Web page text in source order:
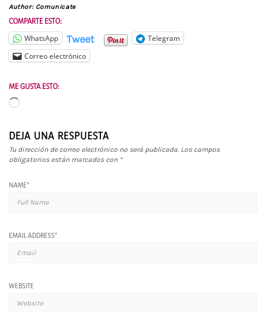
Author: Comunicate
COMPARTE ESTO:
WhatsApp Tweet
Telegram
Correo electrónico
ME GUSTA ESTO:
Cargando...
DEJA UNA RESPUESTA
Tu dirección de correo electrónico no será publicada. Los campos
obligatorios están marcados con *
NAME*
EMAIL ADDRESS*
WEBSITE